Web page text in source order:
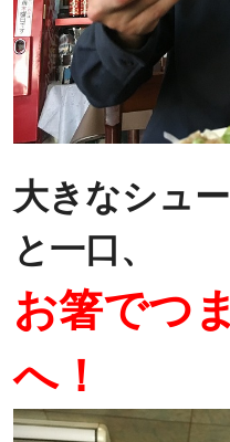
大きなシュ
と一口、
お箸でつ
へ！